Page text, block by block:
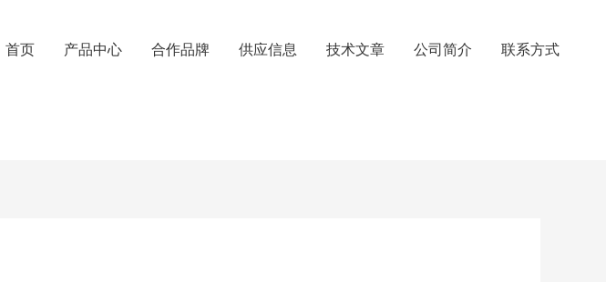
首页 产品中心 合作品牌 供应信息 技术文章 公司简介 联系方式